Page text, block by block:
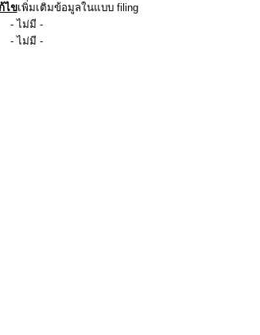
ไขเพิ่มเติมข้อมูลในแบบ filing
- ไม่มี -
- ไม่มี -